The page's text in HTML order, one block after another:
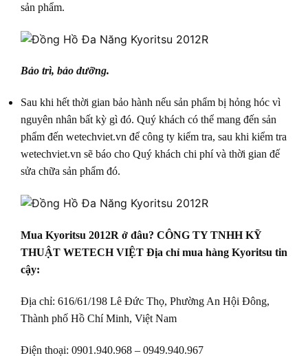
sản phẩm.
Bảo trì, bảo dưỡng.
Sau khi hết thời gian bảo hành nếu sản phẩm bị hỏng hóc vì
nguyên nhân bất kỳ gì đó. Quý khách có thể mang đến sản
phẩm đến wetechviet.vn để công ty kiểm tra, sau khi kiểm tra
wetechviet.vn sẽ báo cho Quý khách chi phí và thời gian đế
sửa chữa sản phẩm đó.
Mua Kyoritsu 2012R ở đâu? CÔNG TY TNHH KỸ
THUẬT WETECH VIỆT Địa chỉ mua hàng Kyoritsu tin
cậy:
Địa chỉ: 616/61/198 Lê Đức Thọ, Phường An Hội Đông,
Thành phố Hồ Chí Minh, Việt Nam
Điện thoại: 0901.940.968 – 0949.940.967